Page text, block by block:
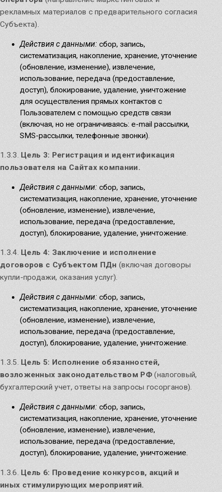
рекламных материалов с предварительного согласия
Субъекта).
Действия с данными: сбор, запись,
систематизация, накопление, хранение, уточнение
(обновление, изменение), извлечение,
использование, передача (предоставление,
доступ), блокирование, удаление, уничтожение
для осуществления прямых контактов с
Пользователем с помощью средств связи
(включая, но не ограничиваясь: e-mail рассылки,
SMS-рассылки, телефонные звонки).
1.3.3. Цель 3: Регистрация и идентификация
пользователя на Сайтах компании.
Действия с данными: сбор, запись,
систематизация, накопление, хранение, уточнение
(обновление, изменение), извлечение,
использование, передача (предоставление,
доступ), блокирование, удаление, уничтожение.
1.3.4. Цель 4: Заключение и исполнение
договоров с Субъектом ПДн (включая договоры
купли-продажи, оказания услуг).
Действия с данными: сбор, запись,
систематизация, накопление, хранение, уточнение
(обновление, изменение), извлечение,
использование, передача (предоставление,
доступ), блокирование, удаление, уничтожение.
1.3.5. Цель 5: Исполнение обязанностей,
возложенных законодательством РФ(налоговый,
бухгалтерский учет, ответы на запросы госорганов).
Действия с данными: сбор, запись,
систематизация, накопление, хранение, уточнение
(обновление, изменение), извлечение,
использование, передача (предоставление,
доступ), блокирование, удаление, уничтожение.
1.3.6. Цель 6: Проведение конкурсов, акций и
иных стимулирующих мероприятий.